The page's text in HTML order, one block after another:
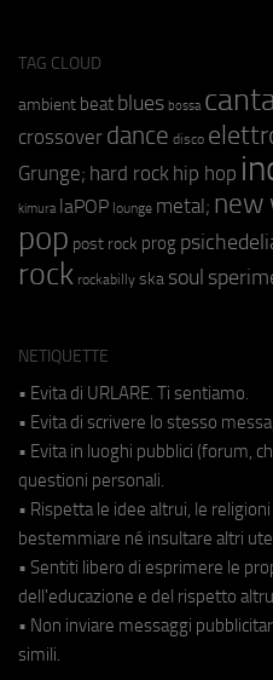
TAG CLOUD
ambient beat blues bossa
crossover dance disco
Grunge; hard rock hip hop
kimura laPOP lounge metal; new
pop post rock prog
rock rockabilly ska soul
NETIQUETTE
• Evita di URLARE. Ti sentiamo.
• Evita di scrivere lo stesso
• Evita in luoghi pubblici (forum,
questioni personali.
• Rispetta le idee altrui, le
bestemmiare né insultare altri
• Sentiti libero di esprimere le
dell'educazione e del rispetto
• Non inviare messaggi
simili.